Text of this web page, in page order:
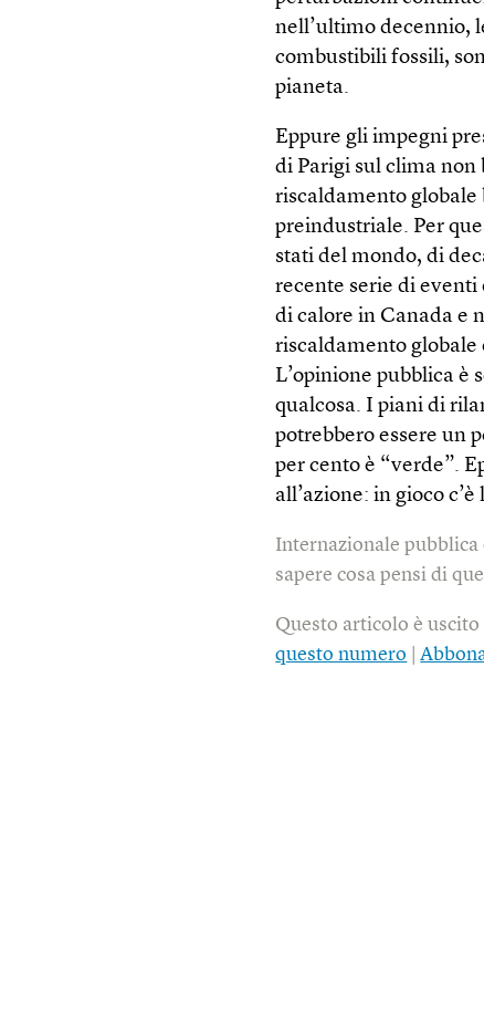
nell’ultimo decennio,
combustibili fossili,
pianeta.
Eppure gli impegni
di Parigi sul clima non
riscaldamento globale
preindustriale. Per
stati del mondo, di
recente serie di
di calore in Canada e
riscaldamento globale
L’opinione pubblica è
qualcosa. I piani di
potrebbero essere un
per cento è “verde”.
all’azione: in gioco
Internazionale pubblica
sapere cosa pensi di
Questo articolo è
questo numero |